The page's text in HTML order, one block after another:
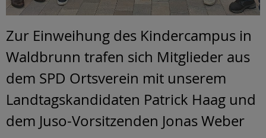
Zur Einweihung des Kindercampus in
Waldbrunn trafen sich Mitglieder aus
dem SPD Ortsverein mit unserem
Landtagskandidaten Patrick Haag und
dem Juso-Vorsitzenden Jonas Weber